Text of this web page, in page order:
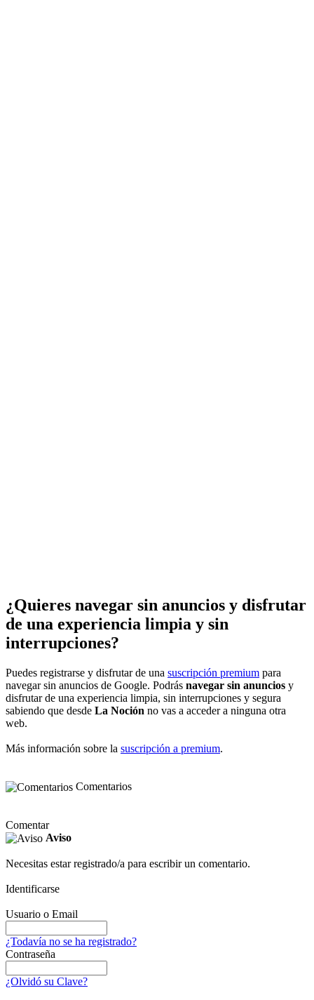
¿Quieres navegar sin anuncios y disfrutar
de una experiencia limpia y sin
interrupciones?
Puedes registrarse y disfrutar de una suscripción premium para
navegar sin anuncios de Google. Podrás navegar sin anuncios y
disfrutar de una experiencia limpia, sin interrupciones y segura
sabiendo que desde La Noción no vas a acceder a ninguna otra
web.
Más información sobre la suscripción a premium.
Comentarios
Comentar
Aviso
Necesitas estar registrado/a para escribir un comentario.
Identificarse
Usuario o Email
¿Todavía no se ha registrado?
Contraseña
¿Olvidó su Clave?